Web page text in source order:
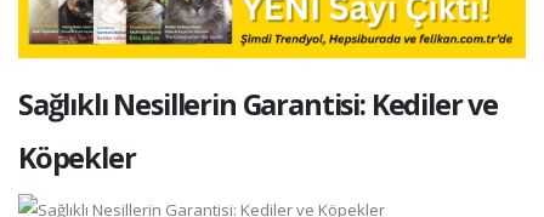
Sağlıklı Nesillerin Garantisi: Kediler ve
Köpekler